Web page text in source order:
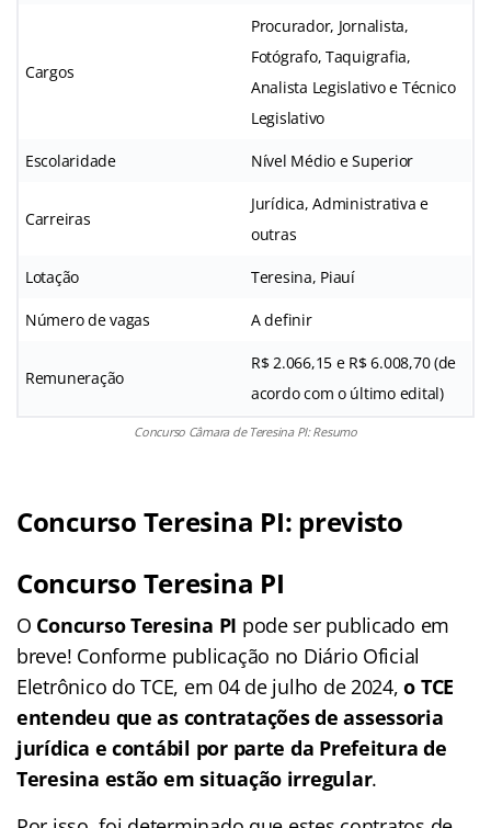
Cargos
Procurador, Jornalista,
Fotógrafo, Taquigrafia,
Analista Legislativo e Técnico
Legislativo
Escolaridade Nível Médio e Superior
Carreiras
Jurídica, Administrativa e
outras
Lotação Teresina, Piauí
Número de vagas A definir
Remuneração
R$ 2.066,15 e R$ 6.008,70 (de
acordo com o último edital)
Concurso Câmara de Teresina PI: Resumo
Concurso Teresina PI: previsto
Concurso Teresina PI
O Concurso Teresina PI pode ser publicado em
breve! Conforme publicação no Diário Oficial
Eletrônico do TCE, em 04 de julho de 2024,o TCE
entendeu que as contratações de assessoria
jurídica e contábil por parte da Prefeitura de
Teresina estão em situação irregular.